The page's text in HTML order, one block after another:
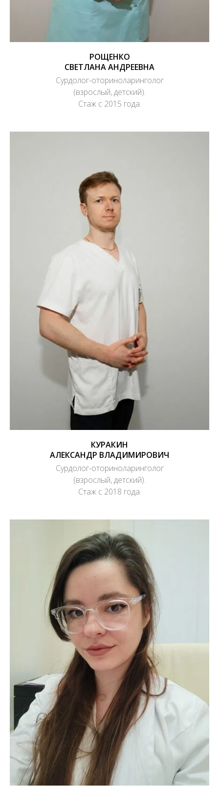
РОЩЕНКО
СВЕТЛАНА АНДРЕЕВНА
Сурдолог-оториноларинголог
(взрослый, детский).
Стаж с 2015 года.
КУРАКИН
АЛЕКСАНДР ВЛАДИМИРОВИЧ
Сурдолог-оториноларинголог
(взрослый, детский).
Стаж с 2018 года.